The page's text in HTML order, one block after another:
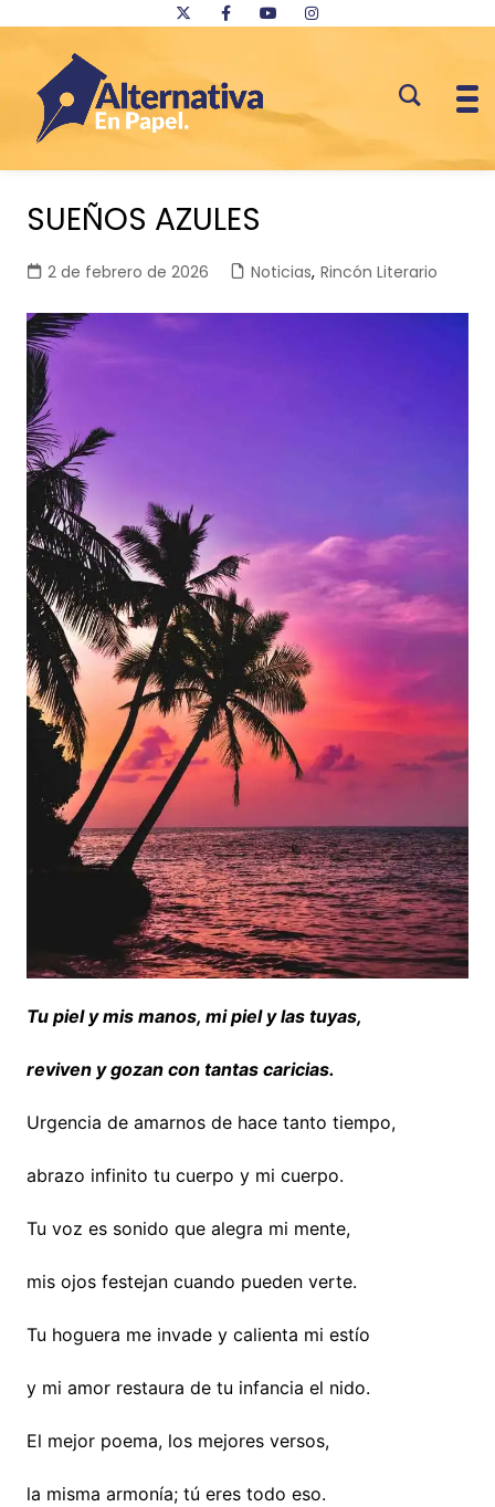
contenido
SUEÑOS AZULES
2 de febrero de 2026 Noticias, Rincón Literario
Tu piel y mis manos, mi piel y las tuyas,
reviven y gozan con tantas caricias.
Urgencia de amarnos de hace tanto tiempo,
abrazo infinito tu cuerpo y mi cuerpo.
Tu voz es sonido que alegra mi mente,
mis ojos festejan cuando pueden verte.
Tu hoguera me invade y calienta mi estío
y mi amor restaura de tu infancia el nido.
El mejor poema, los mejores versos,
la misma armonía; tú eres todo eso.